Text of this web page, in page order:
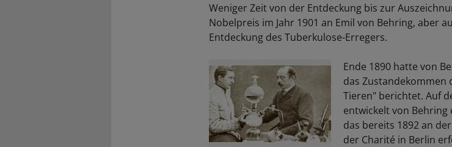
Weniger Zeit von der Entdeckung bis zur
Nobelpreis im Jahr 1901 an Emil von Behring, aber
Entdeckung des Tuberkulose-Erregers.
Ende 1890 hatte von
das
Tieren" berichtet. Auf
entwickelt von
das bereits 1892 an
der Charité in Berlin